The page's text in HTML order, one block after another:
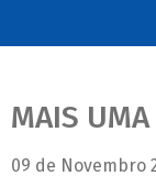
MAIS UMA
09 de Novembro